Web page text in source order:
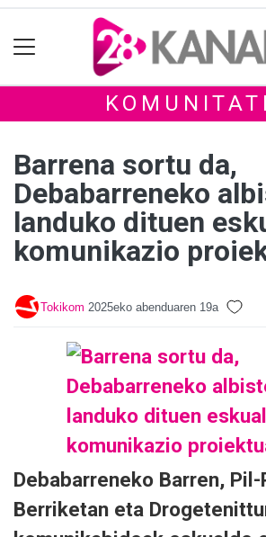
Barrena sortu da,
Debabarreneko
landuko dituen
komunikazio
Tokikom 2025eko abenduaren 19a
Debabarreneko Barren,
Berriketan eta